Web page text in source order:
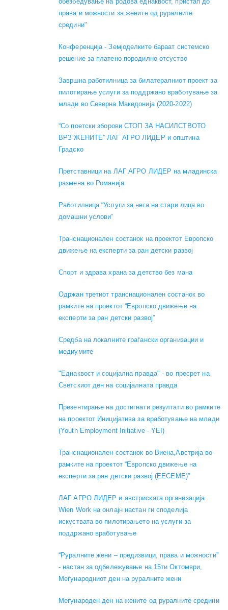
права и можности за жените од руралните
средини"
Конференција - Земјоделките бараат системско
решение за платено породилно отсуство
Завршна работилница за билатералниот проект за
пилотирање услуги за поддржано вработување за
млади во Северна Македонија (2020-2022)
“Со поетски зборови СТОП ЗА НАСИЛСТВОТО
ВРЗ ЖЕНИТЕ” ЛАГ АГРО ЛИДЕР и општина
Градско
Претставници на ЛАГ АГРО ЛИДЕР на младинска
размена во Романија
Работилница “Услуги за нега на стари лица во
домашни услови”
Транснационален состанок на проектот Европско
движење на експерти за ран детски развој
Спорт и здрава храна за детство без мана
Одржан третиот транснационален состанок во
рамките на проектот “Европско движење на
експерти за ран детски развој”
Средба на локалните граѓански организации и
медиумите
"Еднаквост и социјална правда" - во пресрет на
Светскиот ден на социјалната правда
Презентирање на достигнати резултати во рамките
на проектот Иницијатива за вработување на млади
(Youth Employment Initiative - YEI)
Транснационален состанок во Виена,Австрија во
рамките на проектот “Европско движење на
експерти за ран детски развој (EECEME)”
ЛАГ АГРО ЛИДЕР и австриската организација
Wien Work на онлајн настан ги споделија
искуствата во пилотирањето на услуги за
поддржано вработување
“Руралните жени – предизвици, права и можности”
- настан за одбележување на 15ти Октомври,
Меѓународниот ден на руралните жени
Меѓународен ден на жените од руралните средини